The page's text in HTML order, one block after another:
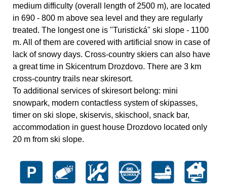
medium difficulty (overall length of 2500 m), are located
in 690 - 800 m above sea level and they are regularly
treated. The longest one is "Turistická" ski slope - 1100
m. All of them are covered with artificial snow in case of
lack of snowy days. Cross-country skiers can also have
a great time in Skicentrum Drozdovo. There are 3 km
cross-country trails near skiresort.
To additional services of skiresort belong: mini
snowpark, modern contactless system of skipasses,
timer on ski slope, skiservis, skischool, snack bar,
accommodation in guest house Drozdovo located only
20 m from ski slope.